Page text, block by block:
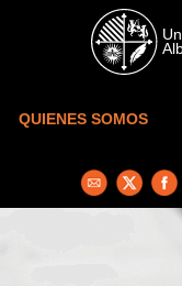
Skip to main content
QUIENES SOMOS